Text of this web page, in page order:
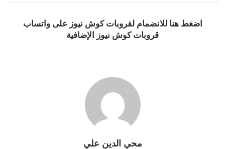
اضغط هنا للانضمام لقروبات كوش نيوز على واتساب
قروبات كوش نيوز الإضافية
محي الدين علي